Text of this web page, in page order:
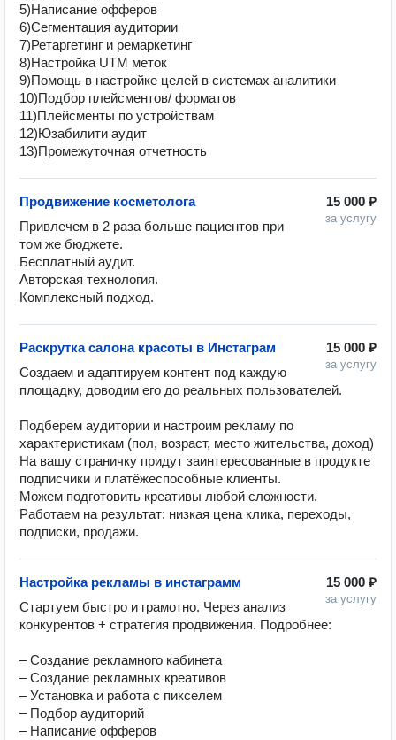
5)Написание офферов
6)Сегментация аудитории
7)Ретаргетинг и ремаркетинг
8)Настройка UTM меток
9)Помощь в настройке целей в системах аналитики
10)Подбор плейсментов/ форматов
11)Плейсменты по устройствам
12)Юзабилити аудит
13)Промежуточная отчетность
15 000 ₽
за услугу
Продвижение косметолога
Привлечем в 2 раза больше пациентов при
том же бюджете.
Бесплатный аудит.
Авторская технология.
Комплексный подход.
15 000 ₽
за услугу
Раскрутка салона красоты в Инстаграм
Создаем и адаптируем контент под каждую
площадку, доводим его до реальных пользователей.
Подберем аудитории и настроим рекламу по
характеристикам (пол, возраст, место жительства, доход)
На вашу страничку придут заинтересованные в продукте
подписчики и платёжеспособные клиенты.
Можем подготовить креативы любой сложности.
Работаем на результат: низкая цена клика, переходы,
подписки, продажи.
15 000 ₽
за услугу
Настройка рекламы в инстаграмм
Стартуем быстро и грамотно. Через анализ
конкурентов + стратегия продвижения. Подробнее:
– Создание рекламного кабинета
– Создание рекламных креативов
– Установка и работа с пикселем
– Подбор аудиторий
– Написание офферов